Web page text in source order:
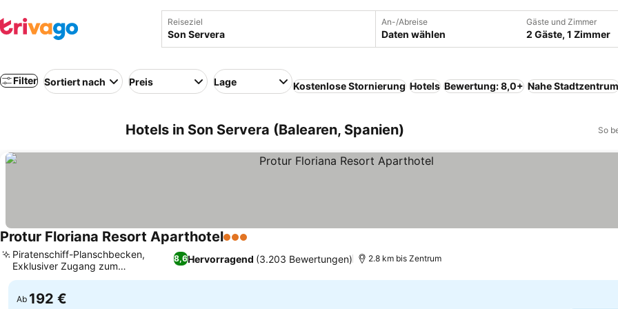
Reiseziel An-/Abreise
Daten wählen
Gäste und Zimmer
2 Gäste, 1 Zimmer
Filter Sortiert nach Preis Lage Kostenlose Stornierung Hotels Bewertung: 8,0+ Nahe Stadtzentrum
Hotels in Son Servera (Balearen, Spanien) So
Protur Floriana Resort Aparthotel3 Sterne
8,6Hervorragend (3.203 Bewertungen)
Piratenschiff-Planschbecken,
Exklusiver Zugang zum
italienischen Restaurant
2.8 km bis Zentrum
Ab 192 €